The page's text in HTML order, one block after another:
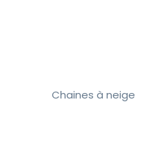
Chaines à neige